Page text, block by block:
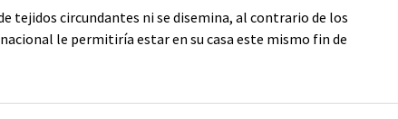
tejidos circundantes ni se disemina, al contrario de los
le permitiría estar en su casa este mismo fin de